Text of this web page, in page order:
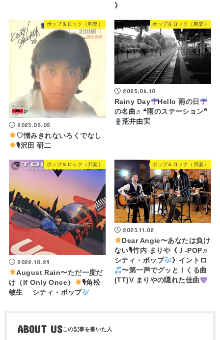
》
ポップ＆ロック（邦楽）
2023.05.05
♡憎みきれないろくでなし
🎙沢田 研二
ポップ＆ロック（邦楽）
2025.06.10
Rainy Day
Hello 雨の日
の名曲♬❝雨のステーション❞
荒井由実
ポップ＆ロック（邦楽）
2022.10.29
August Rain〜ただ一度だ
け（If Only Once）
🎙角松
敏生 シティ・ポップ
ポップ＆ロック（邦楽）
2023.11.02
Dear Angie〜あなたは負け
ない🎙竹内 まりや《Ｊ-POP♬
シティ・ポップ
》イントロ
〜第一声でグッと！くる曲
(TT)V まりやの隠れた佳曲
ABOUT US